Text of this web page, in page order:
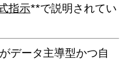
指示**で説明されてい
データ主導型かつ自